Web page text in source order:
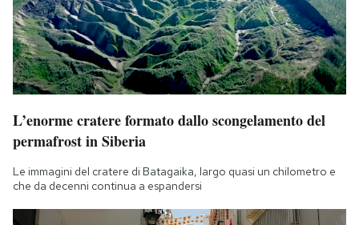
L’enorme cratere formato dallo scongelamento del
permafrost in Siberia
Le immagini del cratere di Batagaika, largo quasi un chilometro e
che da decenni continua a espandersi